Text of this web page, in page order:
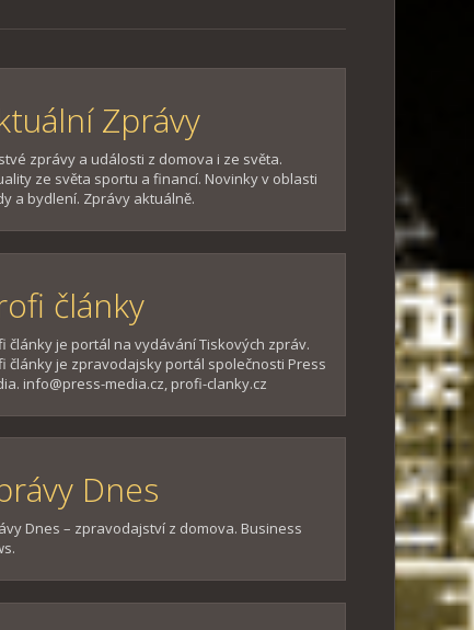
Zprávy
zprávy a události z domova i ze světa.
ze světa sportu a financí. Novinky v oblasti
a bydlení. Zprávy aktuálně.
články
články je portál na vydávání Tiskových zpráv.
články je zpravodajsky portál společnosti Press
info@press-media.cz, profi-clanky.cz
Dnes
Dnes – zpravodajství z domova. Business